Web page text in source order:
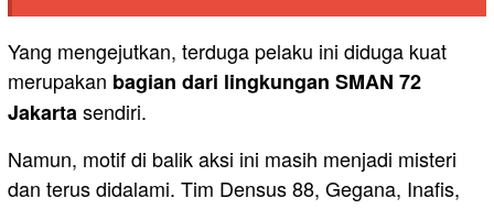
Yang mengejutkan, terduga pelaku ini diduga kuat
merupakan bagian dari lingkungan SMAN 72
Jakartasendiri.
Namun, motif di balik aksi ini masih menjadi misteri
dan terus didalami. Tim Densus 88, Gegana, Inafis,